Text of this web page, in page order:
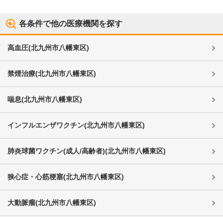
各条件で他の医療機関を探す
高血圧(北九州市八幡東区)
禁煙治療(北九州市八幡東区)
喘息(北九州市八幡東区)
インフルエンザワクチン(北九州市八幡東区)
肺炎球菌ワクチン(成人/高齢者)(北九州市八幡東区)
狭心症・心筋梗塞(北九州市八幡東区)
大動脈瘤(北九州市八幡東区)